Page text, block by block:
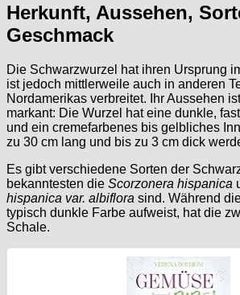
Herkunft, Aussehen,
Geschmack
Die Schwarzwurzel hat ihren Ursprung
ist jedoch mittlerweile auch in anderen
Nordamerikas verbreitet. Ihr Aussehen
markant: Die Wurzel hat eine dunkle,
und ein cremefarbenes bis gelbliches
zu 30 cm lang und bis zu 3 cm dick
Es gibt verschiedene Sorten der
bekanntesten die Scorzonera hispanica
hispanica var. albiflora sind. Während
typisch dunkle Farbe aufweist, hat die
Schale.